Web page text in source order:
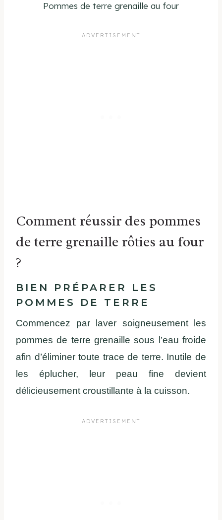
Pommes de terre grenaille au four
Comment réussir des pommes
de terre grenaille rôties au four
?
BIEN PRÉPARER LES
POMMES DE TERRE
Commencez par laver soigneusement les
pommes de terre grenaille sous l’eau froide
afin d’éliminer toute trace de terre. Inutile de
les éplucher, leur peau fine devient
délicieusement croustillante à la cuisson.